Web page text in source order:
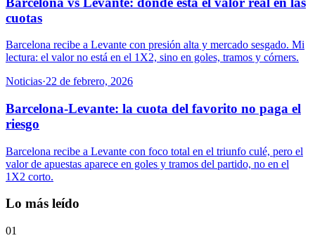
cuotas
Barcelona recibe a Levante con presión alta y mercado sesgado. Mi
lectura: el valor no está en el 1X2, sino en goles, tramos y córners.
Noticias·22 de febrero, 2026
Barcelona-Levante: la cuota del favorito no paga el
riesgo
Barcelona recibe a Levante con foco total en el triunfo culé, pero el
valor de apuestas aparece en goles y tramos del partido, no en el
1X2 corto.
Lo más leído
01